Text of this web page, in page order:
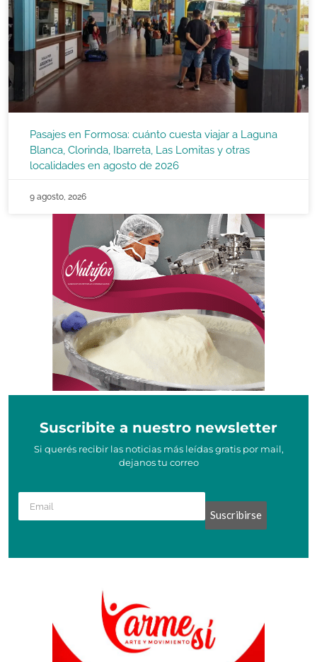
Pasajes en Formosa: cuánto cuesta viajar a Laguna
Blanca, Clorinda, Ibarreta, Las Lomitas y otras
localidades en agosto de 2026
9 agosto, 2026
Suscribite a nuestro newsletter
Si querés recibir las noticias más leídas gratis por mail,
dejanos tu correo
Suscribirse